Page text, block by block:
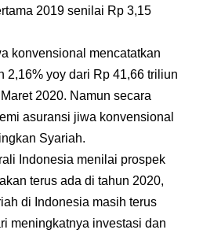
2019 senilai Rp 3,15
konvensional mencatatkan
2,16% yoy dari Rp 41,66 triliun
2020. Namun secara
asuransi jiwa konvensional
Syariah.
Indonesia menilai prospek
terus ada di tahun 2020,
di Indonesia masih terus
meningkatnya investasi dan